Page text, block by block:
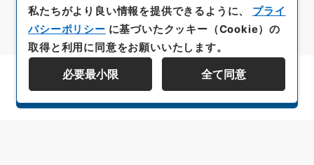
資料群階層を表示する
私たちがより良い情報を提供できるように、 プライ
バシーポリシー に基づいたクッキー（Cookie）の
取得と利用に同意をお願いいたします。
必要最小限 全て同意